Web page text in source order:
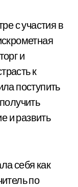
с участия в
и
к
поступить
и развить
себя как
по